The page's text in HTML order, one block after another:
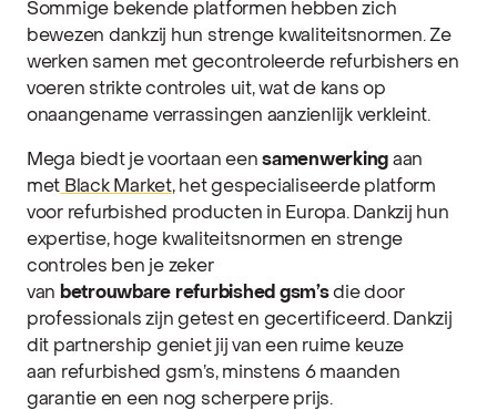
Sommige bekende platformen hebben zich
bewezen dankzij hun strenge kwaliteitsnormen. Ze
werken samen met gecontroleerde refurbishers en
voeren strikte controles uit, wat de kans op
onaangename verrassingen aanzienlijk verkleint.
Mega biedt je voortaan eensamenwerking aan
met Black Market, het gespecialiseerde platform
voor refurbished producten in Europa. Dankzij hun
expertise, hoge kwaliteitsnormen en strenge
controles ben je zeker
van betrouwbare refurbished gsm’sdie door
professionals zijn getest en gecertificeerd. Dankzij
dit partnership geniet jij van een ruime keuze
aan refurbished gsm’s, minstens 6 maanden
garantie en een nog scherpere prijs.